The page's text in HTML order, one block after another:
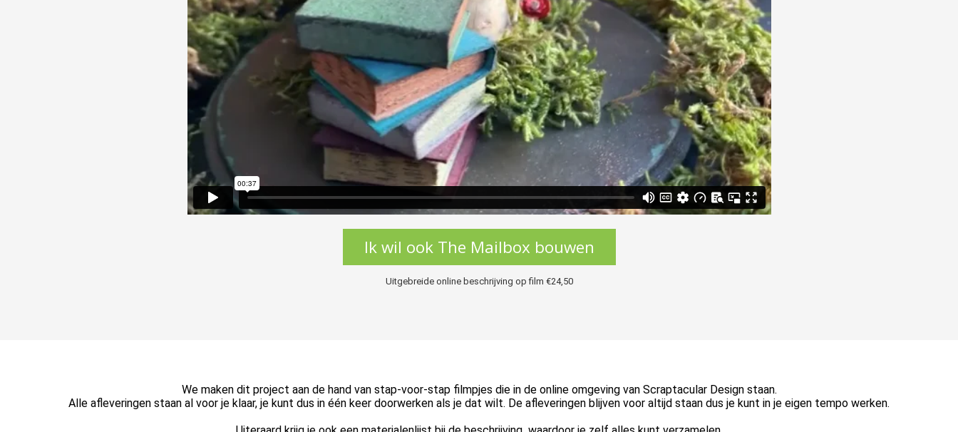
Ik wil ook The Mailbox bouwen
Uitgebreide online beschrijving op film €24,50
We maken dit project aan de hand van stap-voor-stap filmpjes die in de online omgeving van Scraptacular Design staan.
Alle afleveringen staan al voor je klaar, je kunt dus in één keer doorwerken als je dat wilt. De afleveringen blijven voor altijd staan dus je kunt in je eigen tempo werken.